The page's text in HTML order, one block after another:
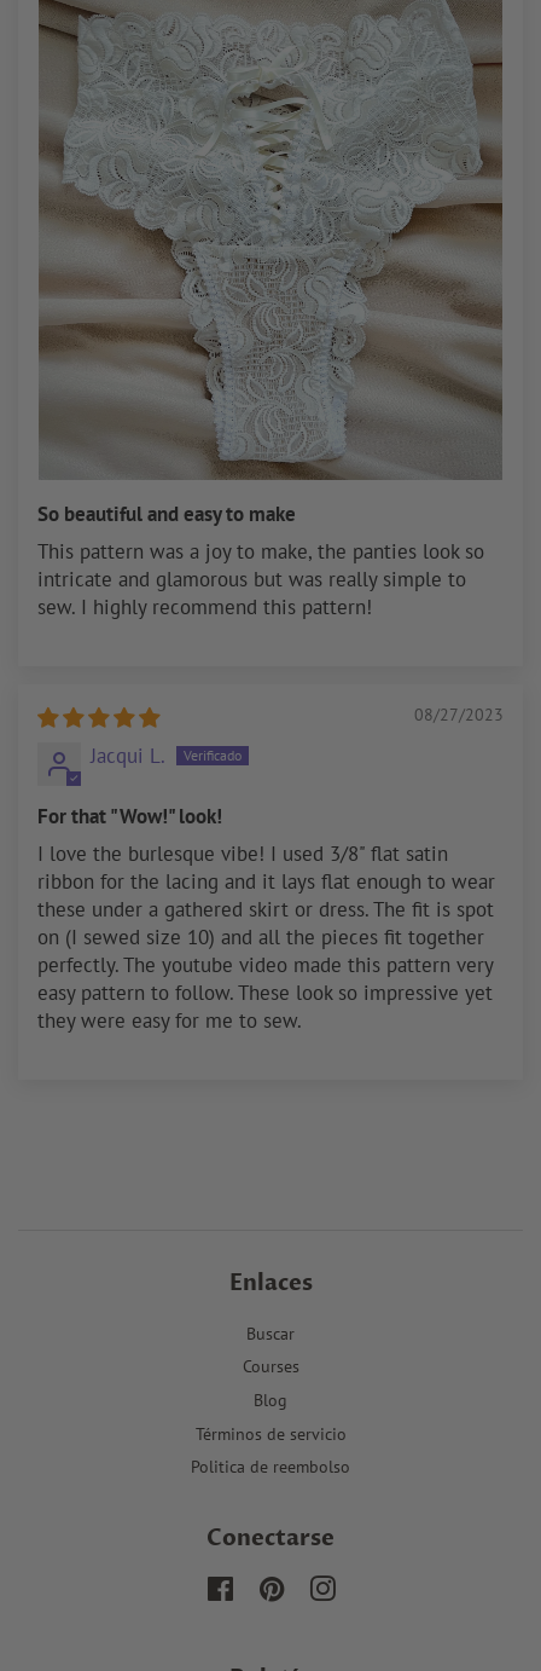
So beautiful and easy to make
This pattern was a joy to make, the panties look so
intricate and glamorous but was really simple to
sew. I highly recommend this pattern!
08/27/2023
Jacqui L.
For that "Wow!" look!
I love the burlesque vibe! I used 3/8" flat satin
ribbon for the lacing and it lays flat enough to wear
these under a gathered skirt or dress. The fit is spot
on (I sewed size 10) and all the pieces fit together
perfectly. The youtube video made this pattern very
easy pattern to follow. These look so impressive yet
they were easy for me to sew.
Enlaces
Buscar
Courses
Blog
Términos de servicio
Politica de reembolso
Conectarse
FacebookPinterestInstagram